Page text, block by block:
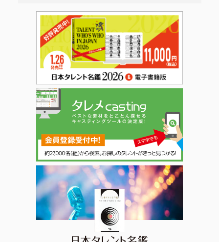
日本タレント名鑑